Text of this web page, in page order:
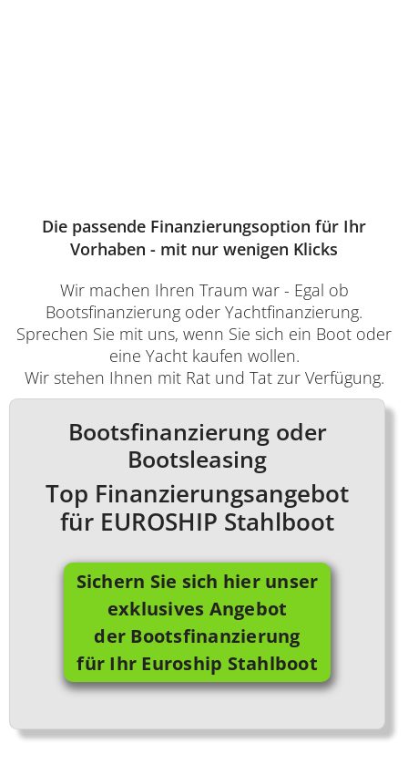
Die passende Finanzierungsoption für Ihr
Vorhaben - mit nur wenigen Klicks
Wir machen Ihren Traum war - Egal ob
Bootsfinanzierung oder Yachtfinanzierung.
Sprechen Sie mit uns, wenn Sie sich ein Boot oder
eine Yacht kaufen wollen.
Wir stehen Ihnen mit Rat und Tat zur Verfügung.
Bootsfinanzierung oder
Bootsleasing
Top Finanzierungsangebot
für EUROSHIP Stahlboot
Sichern Sie sich hier unser
exklusives Angebot
der Bootsfinanzierung
für Ihr Euroship Stahlboot